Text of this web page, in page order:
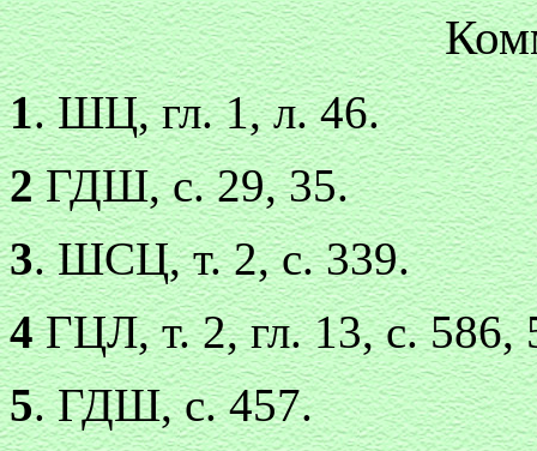
1. ШЦ, гл. 1, л. 46.
2 ГДШ, с. 29, 35.
3. ШСЦ, т. 2, с. 339.
4 ГЦЛ, т. 2, гл. 13, с. 586,
5. ГДШ, с. 457.